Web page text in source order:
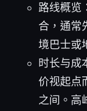
路线概览
合，通常
境巴士或
时长与成
价视起点
之间。高